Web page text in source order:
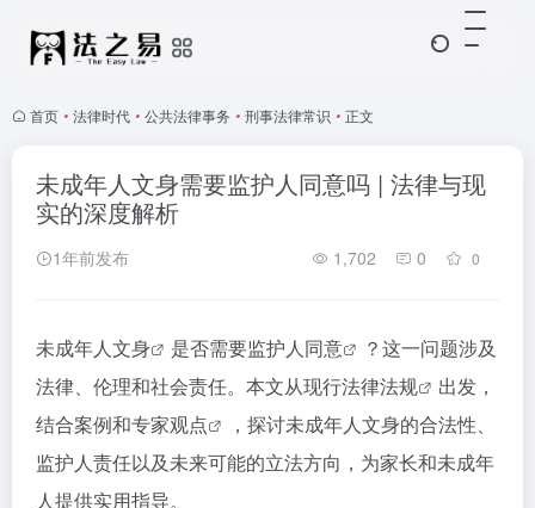
首页 • 法律时代 • 公共法律事务 • 刑事法律常识 • 正文
未成年人文身需要监护人同意吗 | 法律与现
实的深度解析
1年前发布 1,702 0 0
未成年人文身 是否需要监护人同意
？这一问题涉及
法律、伦理和社会责任。本文从现行法律法规
出发，
结合案例和专家观点
，探讨未成年人文身的合法性、
监护人责任以及未来可能的立法方向，为家长和未成年
人提供实用指导。